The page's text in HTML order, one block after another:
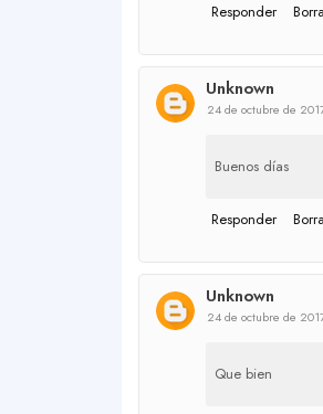
Responder
Unknown
24 de octubre de
Buenos días
Responder
Unknown
24 de octubre de
Que bien